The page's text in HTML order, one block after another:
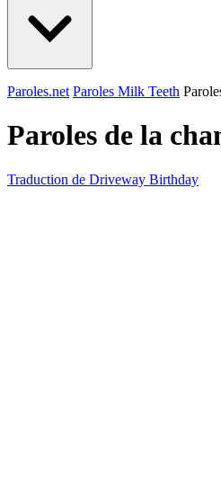
Paroles.net Paroles Milk Teeth
Paroles de la
Traduction de Driveway Birthday